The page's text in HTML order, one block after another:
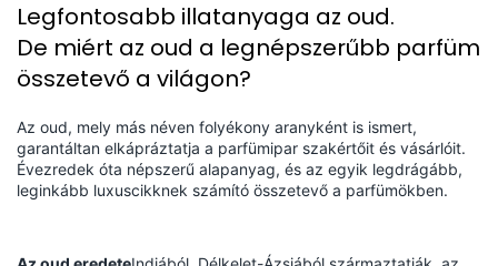
Legfontosabb illatanyaga az oud.
De miért az oud a legnépszerűbb parfüm
összetevő a világon?
Az oud, mely más néven folyékony aranyként is ismert,
garantáltan elkápráztatja a parfümipar szakértőit és vásárlóit.
Évezredek óta népszerű alapanyag, és az egyik legdrágább,
leginkább luxuscikknek számító összetevő a parfümökben.